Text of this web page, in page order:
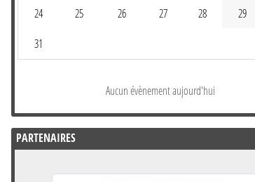
24 25 26 27 28 29
31
Aucun évènement aujourd'hui
PARTENAIRES